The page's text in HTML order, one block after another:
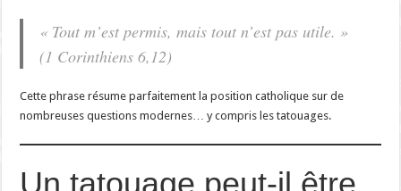
« Tout m’est permis, mais tout n’est pas utile. »
(1 Corinthiens 6,12)
Cette phrase résume parfaitement la position catholique sur de
nombreuses questions modernes… y compris les tatouages.
Un tatouage peut-il être